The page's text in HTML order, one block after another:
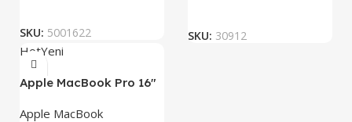
SKU: 5001622 SKU: 30912
HotYeni
Apple MacBook Pro 16″
Apple MacBook